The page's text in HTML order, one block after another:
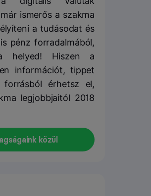
ismerős a szakma
a tudásodat és
pénz forradalmából,
helyed! Hiszen a
információt, tippet
érhetsz el,
legjobbjaitól 2018
közül